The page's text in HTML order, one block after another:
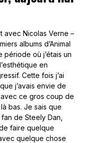
avec Nicolas Verne –
albums d’Animal
période où j’étais un
en
Cette fois j’ai
j’avais envie de
ce gros coup de
bas. Je sais que
de Steely Dan,
faire quelque
quelque chose